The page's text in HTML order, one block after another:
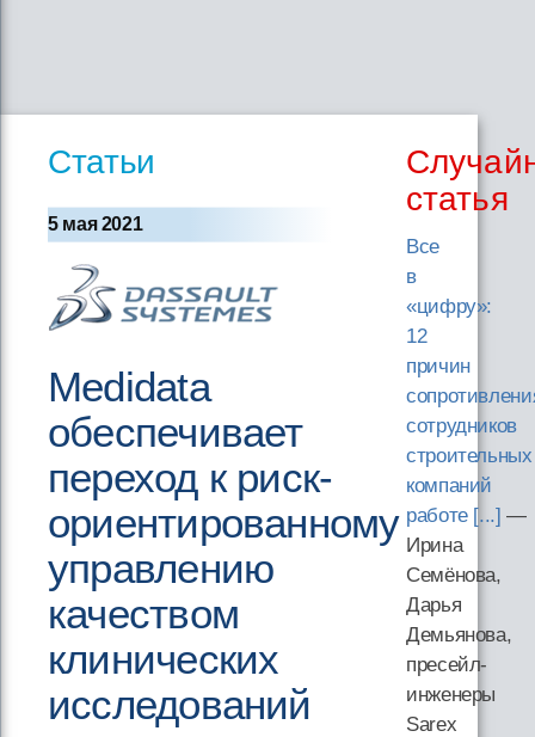
Статьи
5 мая 2021
Medidata
обеспечивает
переход к риск-
ориентированному
управлению
качеством
клинических
исследований
статья
Все
в
«цифру»:
12
причин
сотрудников
строительных
компаний
работе [...] —
Ирина
Семёнова,
Дарья
Демьянова,
пресейл-
инженеры
Sarex